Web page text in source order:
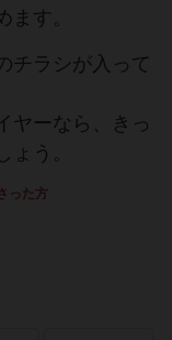
す。
チラシが入って
ヤーなら、きっ
う。
った方